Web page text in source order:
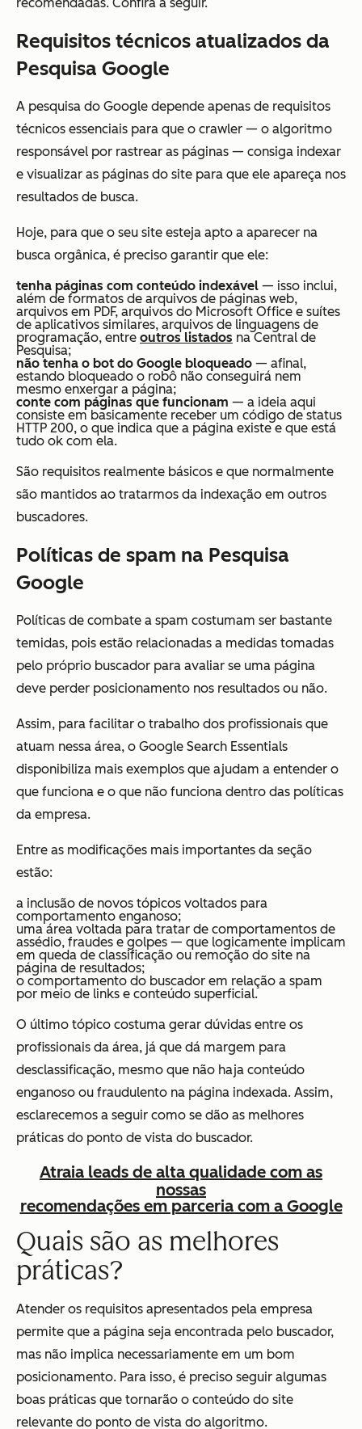
recomendadas. Confira a seguir.
Requisitos técnicos atualizados da
Pesquisa Google
A pesquisa do Google depende apenas de requisitos
técnicos essenciais para que o crawler — o algoritmo
responsável por rastrear as páginas — consiga indexar
e visualizar as páginas do site para que ele apareça nos
resultados de busca.
Hoje, para que o seu site esteja apto a aparecer na
busca orgânica, é preciso garantir que ele:
tenha páginas com conteúdo indexável — isso inclui,
além de formatos de arquivos de páginas web,
arquivos em PDF, arquivos do Microsoft Office e suítes
de aplicativos similares, arquivos de linguagens de
programação, entre outros listados na Central de
Pesquisa;
não tenha o bot do Google bloqueado — afinal,
estando bloqueado o robô não conseguirá nem
mesmo enxergar a página;
conte com páginas que funcionam — a ideia aqui
consiste em basicamente receber um código de status
HTTP 200, o que indica que a página existe e que está
tudo ok com ela.
São requisitos realmente básicos e que normalmente
são mantidos ao tratarmos da indexação em outros
buscadores.
Políticas de spam na Pesquisa
Google
Políticas de combate a spam costumam ser bastante
temidas, pois estão relacionadas a medidas tomadas
pelo próprio buscador para avaliar se uma página
deve perder posicionamento nos resultados ou não.
Assim, para facilitar o trabalho dos profissionais que
atuam nessa área, o Google Search Essentials
disponibiliza mais exemplos que ajudam a entender o
que funciona e o que não funciona dentro das políticas
da empresa.
Entre as modificações mais importantes da seção
estão:
a inclusão de novos tópicos voltados para
comportamento enganoso;
uma área voltada para tratar de comportamentos de
assédio, fraudes e golpes — que logicamente implicam
em queda de classificação ou remoção do site na
página de resultados;
o comportamento do buscador em relação a spam
por meio de links e conteúdo superficial.
O último tópico costuma gerar dúvidas entre os
profissionais da área, já que dá margem para
desclassificação, mesmo que não haja conteúdo
enganoso ou fraudulento na página indexada. Assim,
esclarecemos a seguir como se dão as melhores
práticas do ponto de vista do buscador.
Atraia leads de alta qualidade com as
nossas
recomendações em parceria com a Google
Quais são as melhores
práticas?
Atender os requisitos apresentados pela empresa
permite que a página seja encontrada pelo buscador,
mas não implica necessariamente em um bom
posicionamento. Para isso, é preciso seguir algumas
boas práticas que tornarão o conteúdo do site
relevante do ponto de vista do algoritmo.